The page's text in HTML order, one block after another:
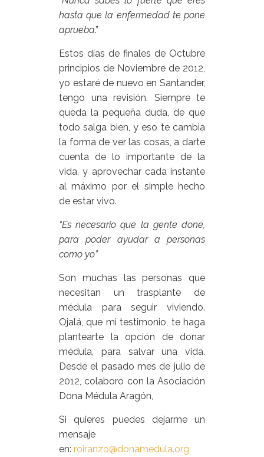
hasta que la enfermedad te pone
aprueba.”
Estos días de finales de Octubre
principios de Noviembre de 2012,
yo estaré de nuevo en Santander,
tengo una revisión. Siempre te
queda la pequeña duda, de que
todo salga bien, y eso te cambia
la forma de ver las cosas, a darte
cuenta de lo importante de la
vida, y aprovechar cada instante
al máximo por el simple hecho
de estar vivo.
“Es necesario que la gente done,
para poder ayudar a personas
como yo”
Son muchas las personas que
necesitan un trasplante de
médula para seguir viviendo.
Ojalá, que mi testimonio, te haga
plantearte la opción de donar
médula, para salvar una vida.
Desde el pasado mes de julio de
2012, colaboro con la Asociación
Dona Médula Aragón,
Si quieres puedes dejarme un
mensaje
en: roiranzo@donamedula.org